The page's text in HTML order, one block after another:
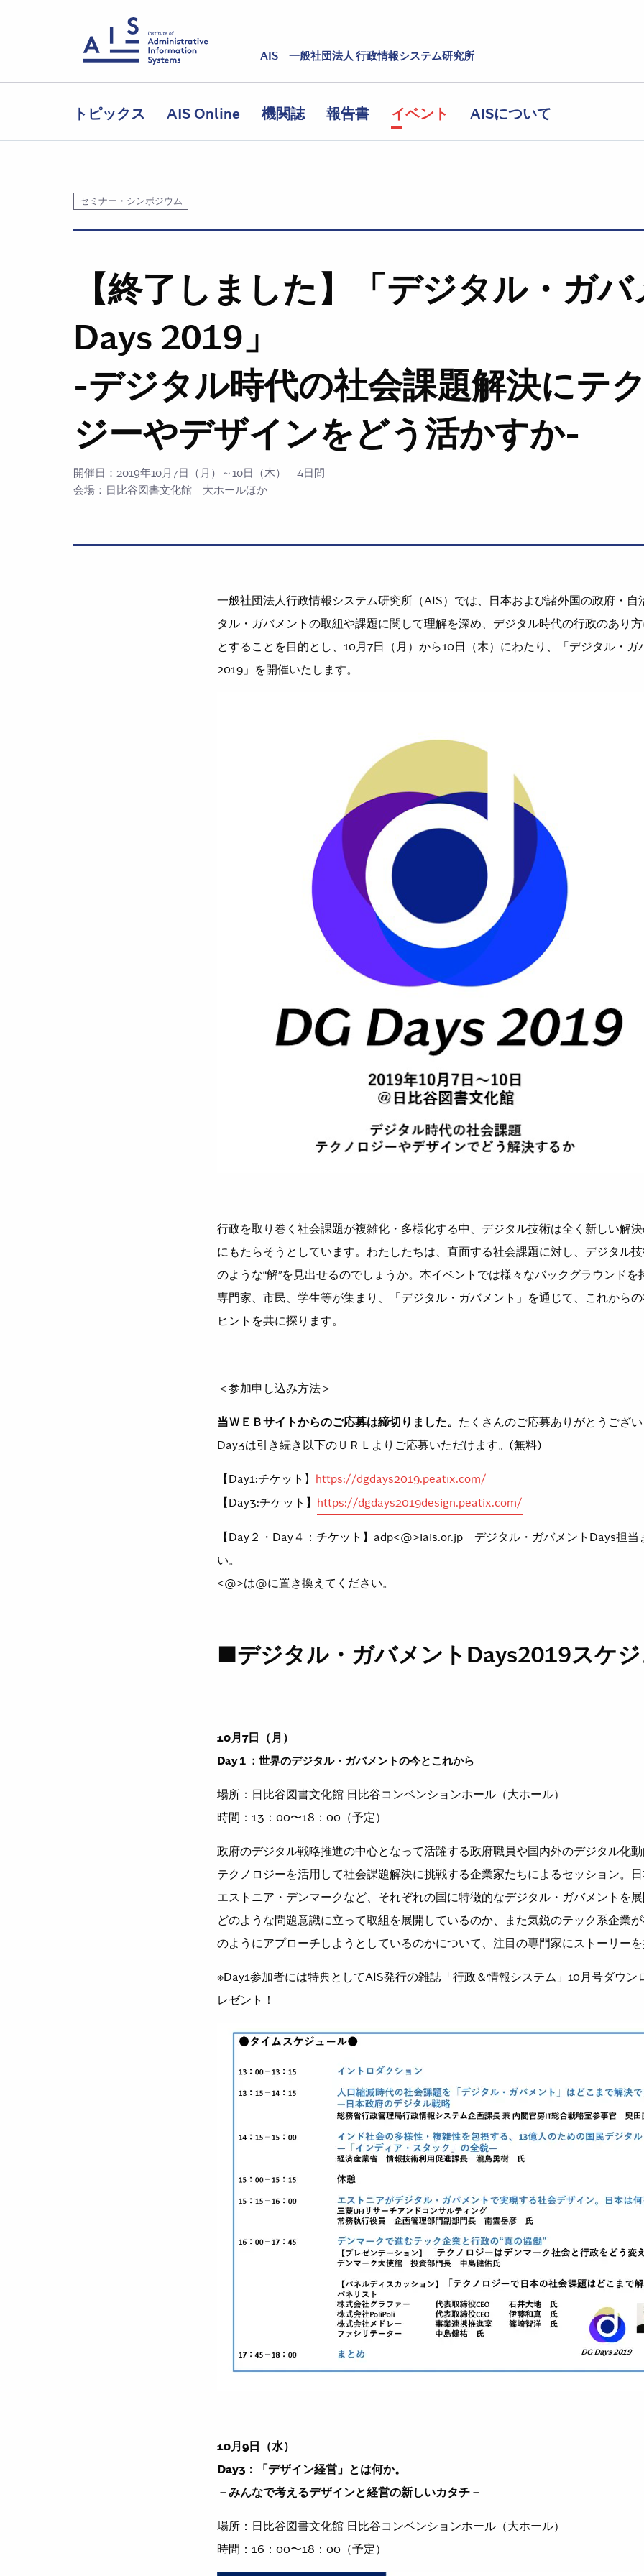
AIS 一般社団法人 行政情報システム研究所
トピックス AIS Online 機関誌 報告書 イベント AISについて
セミナー・シンポジウム
【終了しました】「デジタル・ガバ
Days 2019」
-デジタル時代の社会課題解決にテ
ジーやデザインをどう活かすか-
開催日：2019年10月7日（月）～10日（木） 4日間
会場：日比谷図書文化館 大ホールほか
⼀般社団法⼈⾏政情報システム研究所（AIS）では、⽇本および諸外国の政府・⾃
タル・ガバメントの取組や課題に関して理解を深め、デジタル時代の⾏政のあり
とすることを⽬的とし、10⽉7⽇（⽉）から10⽇（⽊）にわたり、「デジタル・ガ
2019」を開催いたします。
⾏政を取り巻く社会課題が複雑化・多様化する中、デジタル技術は全く新しい解
にもたらそうとしています。わたしたちは、直⾯する社会課題に対し、デジタル
のような“解”を⾒出せるのでしょうか。本イベントでは様々なバックグラウンドを
専⾨家、市⺠、学⽣等が集まり、「デジタル・ガバメント」を通じて、これから
ヒントを共に探ります。
＜参加申し込み方法＞
当ＷＥＢサイトからのご応募は締切りました。 たくさんのご応募ありがとうござ
Day3は引き続き以下のＵＲＬよりご応募いただけます。(無料)
【Day1:チケット】 https://dgdays2019.peatix.com/
【Day3:チケット】 https://dgdays2019design.peatix.com/
【Day２・Day４：チケット】adp<@>iais.or.jp デジタル・ガバメントDays担当
い。
<@>は@に置き換えてください。
■デジタル・ガバメント Days2019スケ
10⽉7⽇（⽉）
Day１：世界のデジタル・ガバメントの今とこれから
場所：⽇⽐⾕図書⽂化館 ⽇⽐⾕コンベンションホール（⼤ホール）
時間： 13 ： 00〜18 ： 00 （予定）
政府のデジタル戦略推進の中⼼となって活躍する政府職員や国内外のデジタル化動
テクノロジーを活⽤して社会課題解決に挑戦する企業家たちによるセッション。⽇
エストニア・デンマークなど、それぞれの国に特徴的なデジタル・ガバメントを展
どのような問題意識に⽴って取組を展開しているのか、また気鋭のテック系企業
のようにアプローチしようとしているのかについて、注⽬の専⾨家にストーリーを
※Day1参加者には特典としてAIS発⾏の雑誌「⾏政＆情報システム」10⽉号ダウン
レゼント！
10⽉9⽇（水）
Day3：「デザイン経営」とは何か。
－みんなで考えるデザインと経営の新しいカタチ－
場所：⽇⽐⾕図書⽂化館 ⽇⽐⾕コンベンションホール（⼤ホール）
時間： 16 ： 00〜18 ： 00 （予定）